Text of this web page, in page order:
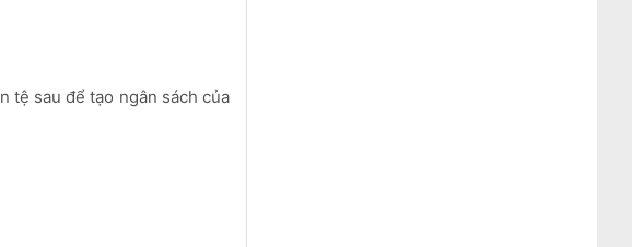
tệ sau để tạo ngân sách của